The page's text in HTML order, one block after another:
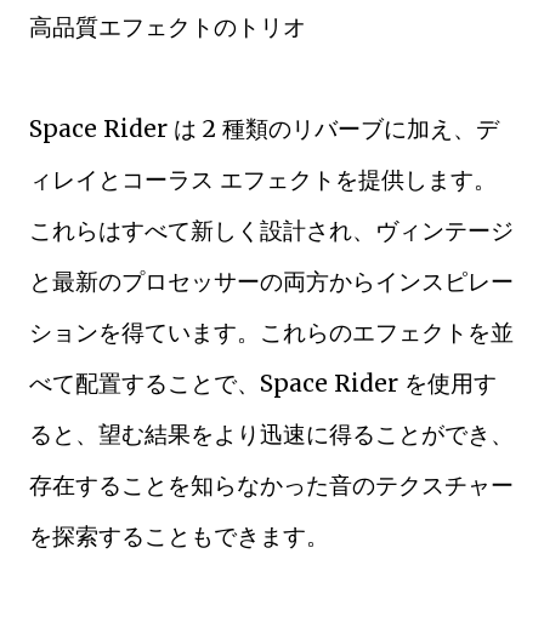
高品質エフェクトのトリオ
Space Rider は 2 種類のリバーブに加え、デ
ィレイとコーラス エフェクトを提供します。
これらはすべて新しく設計され、ヴィンテージ
と最新のプロセッサーの両方からインスピレー
ションを得ています。これらのエフェクトを並
べて配置することで、Space Rider を使用す
ると、望む結果をより迅速に得ることができ、
存在することを知らなかった音のテクスチャー
を探索することもできます。